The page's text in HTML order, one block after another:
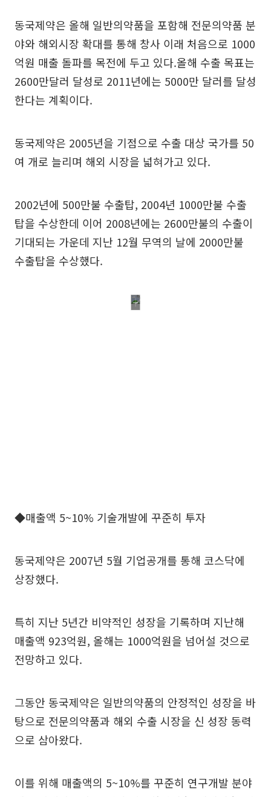
동국제약은 올해 일반의약품을 포함해 전문의약품 분
야와 해외시장 확대를 통해 창사 이래 처음으로 1000
억원 매출 돌파를 목전에 두고 있다.올해 수출 목표는
2600만달러 달성로 2011년에는 5000만 달러를 달성
한다는 계획이다.
동국제약은 2005년을 기점으로 수출 대상 국가를 50
여 개로 늘리며 해외 시장을 넓혀가고 있다.
2002년에 500만불 수출탑, 2004년 1000만불 수출
탑을 수상한데 이어 2008년에는 2600만불의 수출이
기대되는 가운데 지난 12월 무역의 날에 2000만불
수출탑을 수상했다.
◆매출액 5~10% 기술개발에 꾸준히 투자
동국제약은 2007년 5월 기업공개를 통해 코스닥에
상장했다.
특히 지난 5년간 비약적인 성장을 기록하며 지난해
매출액 923억원, 올해는 1000억원을 넘어설 것으로
전망하고 있다.
그동안 동국제약은 일반의약품의 안정적인 성장을 바
탕으로 전문의약품과 해외 수출 시장을 신 성장 동력
으로 삼아왔다.
이를 위해 매출액의 5~10%를 꾸준히 연구개발 분야